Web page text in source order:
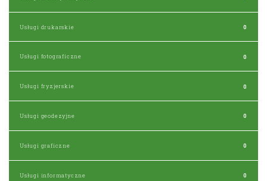
Usługi drukarskie 0
Usługi fotograficzne 0
Usługi fryzjerskie 0
Usługi geodezyjne 0
Usługi graficzne 0
Usługi informatyczne 0